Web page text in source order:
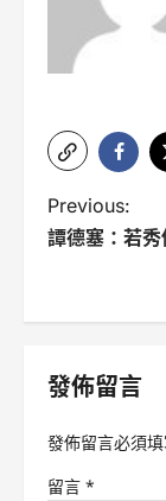
P
o
n
Previous:
譚德塞：若
發佈留言
發佈留言必須
留言 *